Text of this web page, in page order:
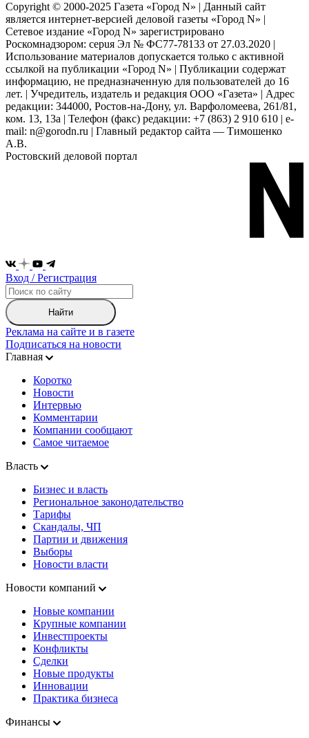
Copyright © 2000-2025 Газета «Город N» | Данный сайт
является интернет-версией деловой газеты «Город N» |
Сетевое издание «Город N» зарегистрировано
Роскомнадзором: серuя Эл № ФС77-78133 от 27.03.2020 |
Использование материалов допускается только с активной
ссылкой на публикации «Город N» | Публикации содержат
информацию, не предназначенную для пользователей до 16
лет. | Учредитель, издатель и редакция ООО «Газета» | Адрес
редакции: 344000, Ростов-на-Дону, ул. Варфоломеева, 261/81,
ком. 13, 13а | Телефон (факс) редакции: +7 (863) 2 910 610 | e-
mail: n@gorodn.ru | Главный редактор сайта — Тимошенко
А.В.
Ростовский деловой портал
Вход / Регистрация
Найти
Реклама на сайте и в газете
Подписаться на новости
Главная
Коротко
Новости
Интервью
Комментарии
Компании сообщают
Самое читаемое
Власть
Бизнес и власть
Региональное законодательство
Тарифы
Скандалы, ЧП
Партии и движения
Выборы
Новости власти
Новости компаний
Новые компании
Крупные компании
Инвестпроекты
Конфликты
Сделки
Новые продукты
Инновации
Практика бизнеса
Финансы